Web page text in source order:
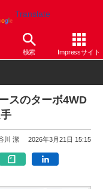
Translate
検索 Impressサイト
スのターボ4WD
川 潔 2026年3月21日 15:15